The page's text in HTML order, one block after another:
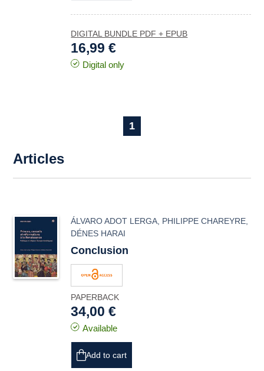
DIGITAL BUNDLE PDF + EPUB
16,99 €
Digital only
1
Articles
ÁLVARO ADOT LERGA PHILIPPE CHAREYRE
DÉNES HARAI
Conclusion
PAPERBACK
34,00 €
Available
Add to cart